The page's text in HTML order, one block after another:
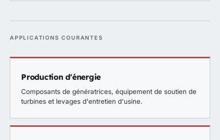
APPLICATIONS COURANTES
Production d'énergie
Composants de génératrices, équipement de soutien de
turbines et levages d'entretien d'usine.